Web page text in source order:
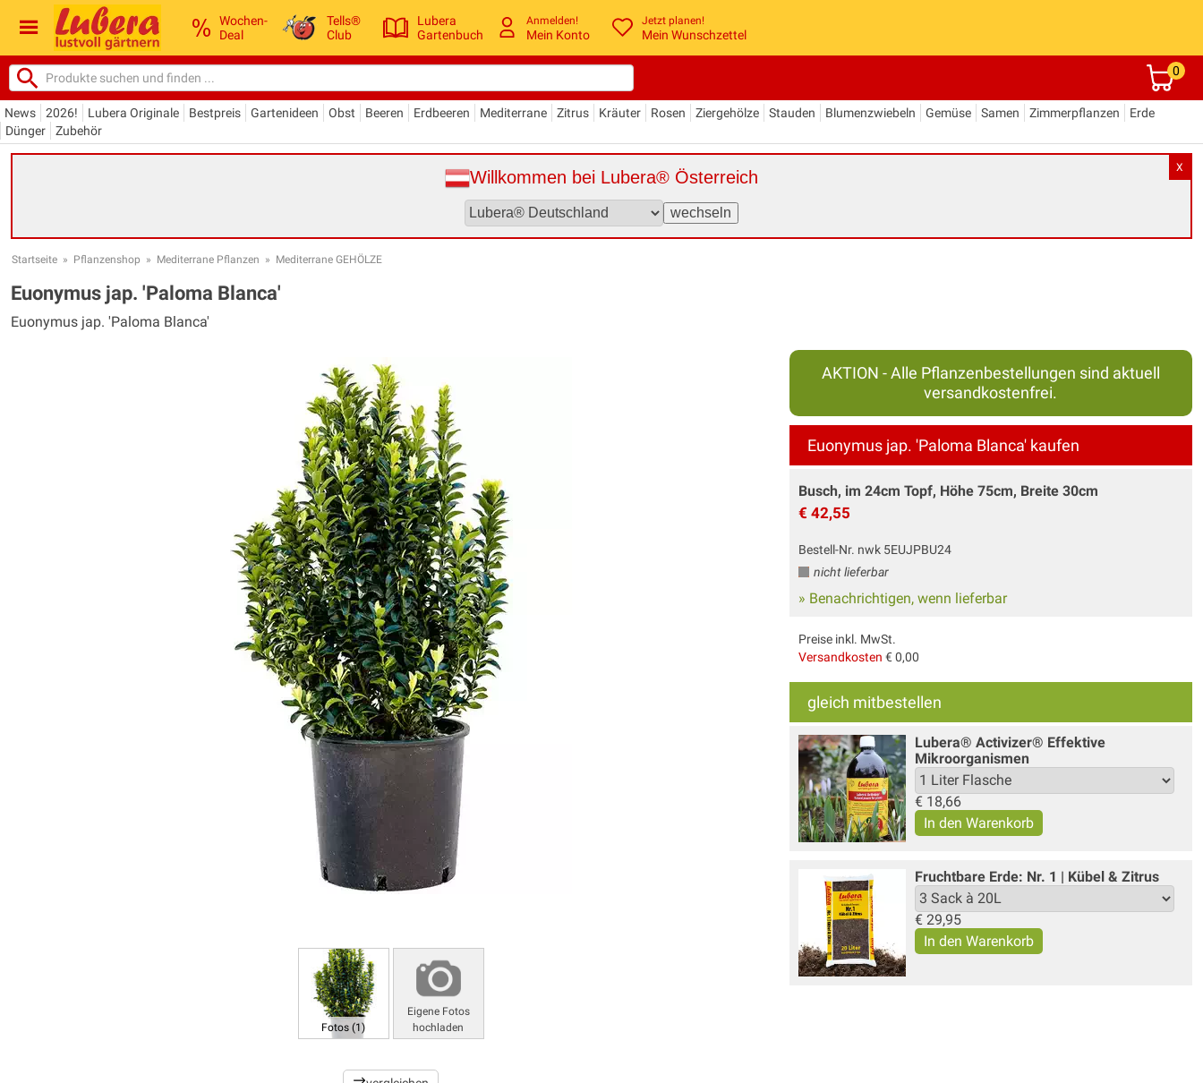
Wochen-
Deal
Tells®
Club
Lubera
Gartenbuch
Anmelden!
Mein Konto
Jetzt planen!
Mein Wunschzettel
0
News 2026! Lubera Originale Bestpreis Gartenideen Obst Beeren Erdbeeren Mediterrane Zitrus Kräuter Rosen Ziergehölze Stauden Blumenzwiebeln Gemüse Samen Zimmerpflanzen
Erde
Dünger
Zubehör
X
Willkommen bei Lubera® Österreich
Startseite » Pflanzenshop » Mediterrane Pflanzen » Mediterrane GEHÖLZE
Euonymus jap. 'Paloma Blanca'
Euonymus jap. 'Paloma Blanca'
Fotos (1)
Eigene Fotos
hochladen
AKTION - Alle Pflanzenbestellungen sind aktuell
versandkostenfrei.
Euonymus jap. 'Paloma Blanca' kaufen
Busch, im 24cm Topf, Höhe 75cm, Breite 30cm
€ 42,55
Bestell-Nr. nwk 5EUJPBU24
nicht lieferbar
» Benachrichtigen, wenn lieferbar
Preise inkl. MwSt.
Versandkosten € 0,00
gleich mitbestellen
Lubera® Activizer® Effektive
Mikroorganismen
€ 18,66
Fruchtbare Erde: Nr. 1 | Kübel & Zitrus
€ 29,95